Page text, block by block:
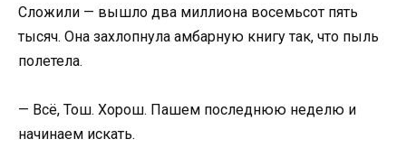
Сложили — вышло два миллиона восемьсот пять
тысяч. Она захлопнула амбарную книгу так, что пыль
полетела.
— Всё, Тош. Хорош. Пашем последнюю неделю и
начинаем искать.